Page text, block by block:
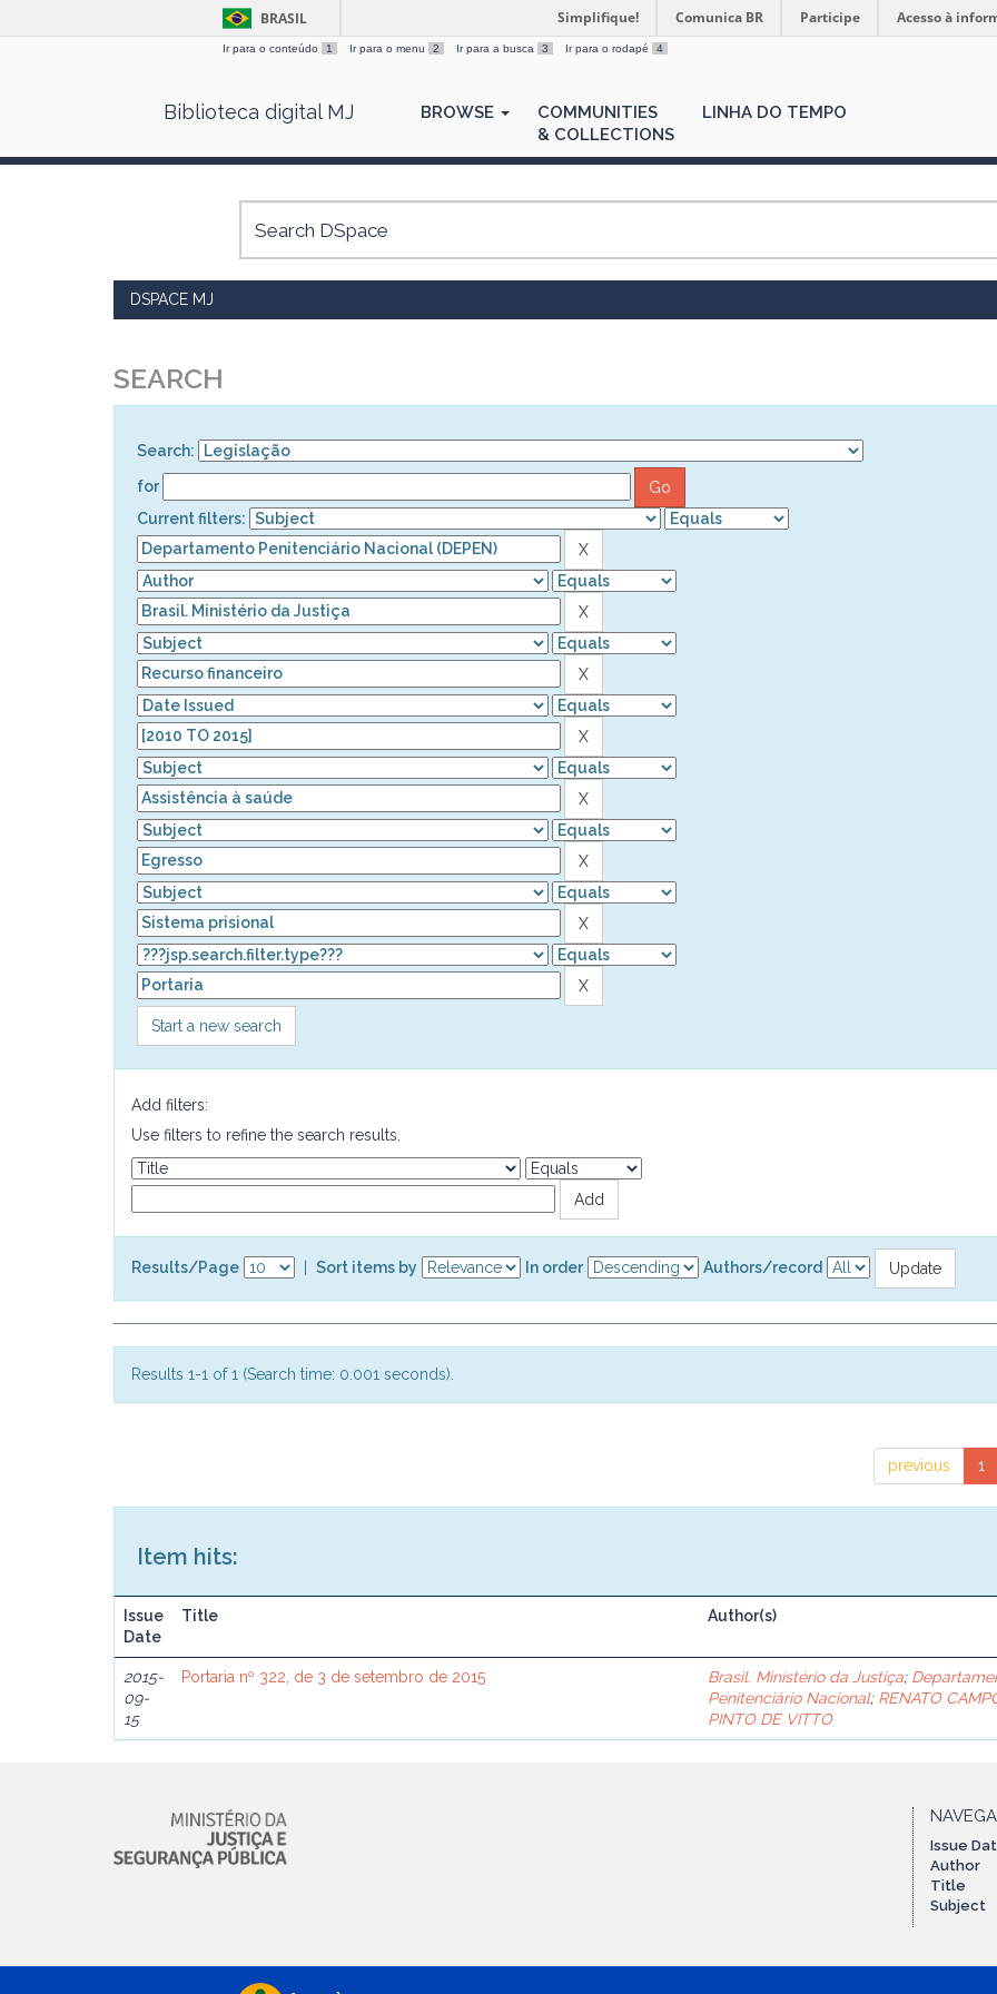
BRASIL Simplifique! Comunica BR Participe Acesso à
Ir para o conteúdo 1 Ir para o menu 2 Ir para a busca 3 Ir para o rodapé 4
Biblioteca digital MJ BROWSE
COMMUNITIES
& COLLECTIONS
LINHA DO TEMPO
DSPACE MJ
SEARCH
Search:
for
Current filters:
Start a new search
Add filters:
Use filters to refine the search results.
Results/Page Sort items by In order Authors/record
Results 1-1 of 1 (Search time: 0.001 seconds).
previous 1
Item hits:
Issue
Date
Title Author(s)
2015-
09-
15
Portaria nº 322, de 3 de setembro de 2015 Brasil. Ministério da Justiça;
Penitenciário Nacional; RENATO
PINTO DE VITTO
Issue
Author
Title
Subject